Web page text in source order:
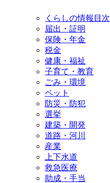
くらしの情報目次
届出・証明
保険・年金
税金
健康・福祉
子育て・教育
ごみ・環境
ペット
防災・防犯
選挙
建築・開発
道路・河川
産業
上下水道
救急医療
助成・手当